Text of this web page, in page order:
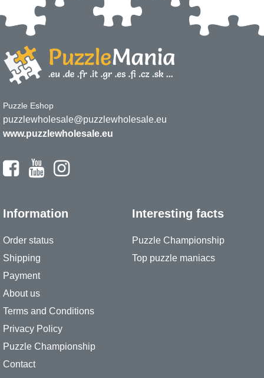
Puzzle Eshop
puzzlewholesale@puzzlewholesale.eu
www.puzzlewholesale.eu
Information
Order status
Shipping
Payment
About us
Terms and Conditions
Privacy Policy
Puzzle Championship
Contact
Interesting facts
Puzzle Championship
Top puzzle maniacs